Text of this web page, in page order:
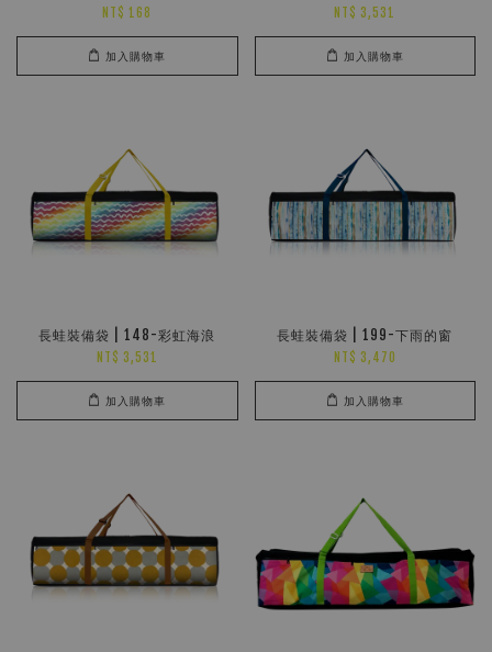
NT$ 168
加入購物車
NT$ 3,531
加入購物車
長蛙裝備袋 | 148-彩虹海浪
NT$ 3,531
加入購物車
長蛙裝備袋 | 199-下雨的窗
NT$ 3,470
加入購物車